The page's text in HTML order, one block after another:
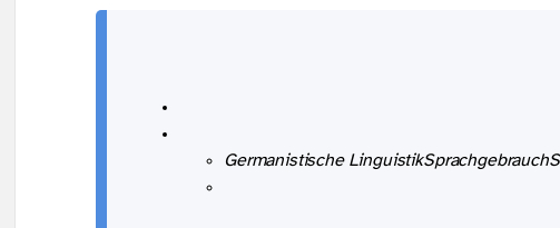
Germanistische LinguistikSprachgebrauch